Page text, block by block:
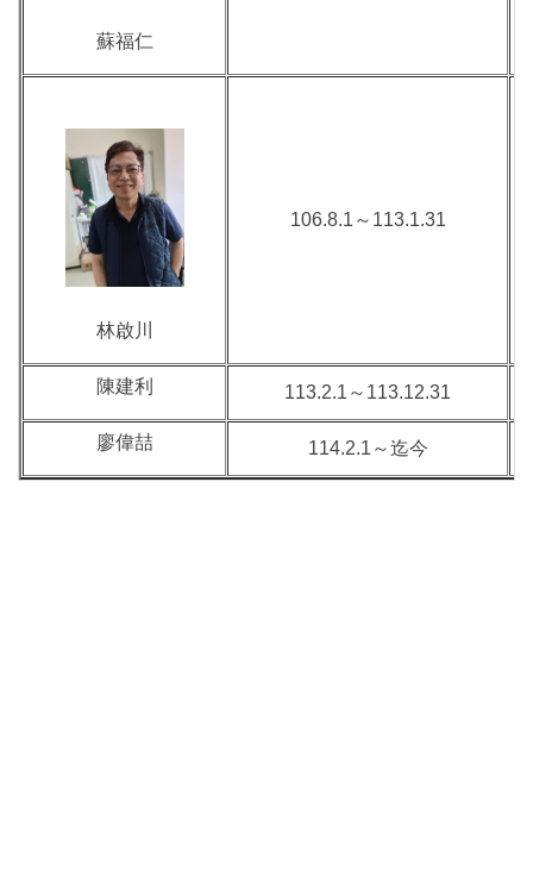
蘇福仁
林啟川
106.8.1～113.1.31
陳建利 113.2.1～113.12.31
廖偉喆 114.2.1～迄今